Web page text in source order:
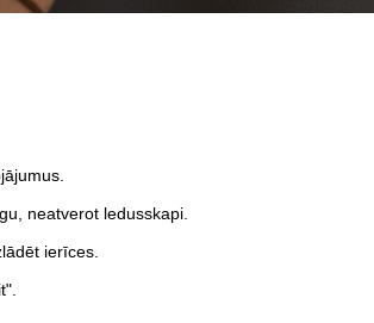
neatverot ledusskapi.
ierīces.